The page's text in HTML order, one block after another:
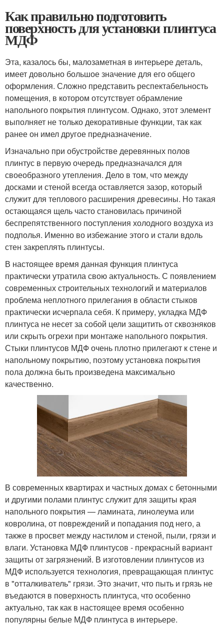
Как правильно подготовить
поверхность для установки плинтуса
МДФ
Эта, казалось бы, малозаметная в интерьере деталь,
имеет довольно большое значение для его общего
оформления. Сложно представить респектабельность
помещения, в котором отсутствует обрамление
напольного покрытия плинтусом. Однако, этот элемент
выполняет не только декоративные функции, так как
ранее он имел другое предназначение.
Изначально при обустройстве деревянных полов
плинтус в первую очередь предназначался для
своеобразного утепления. Дело в том, что между
досками и стеной всегда оставляется зазор, который
служит для теплового расширения древесины. Но такая
остающаяся щель часто становилась причиной
беспрепятственного поступления холодного воздуха из
подполья. Именно во избежание этого и стали вдоль
стен закреплять плинтусы.
В настоящее время данная функция плинтуса
практически утратила свою актуальность. С появлением
современных строительных технологий и материалов
проблема неплотного прилегания в области стыков
практически исчерпала себя. К примеру, укладка МДФ
плинтуса не несет за собой цели защитить от сквозняков
или скрыть огрехи при монтаже напольного покрытия.
Стыки плинтусов МДФ очень плотно прилегают к стене и
напольному покрытию, поэтому установка покрытия
пола должна быть произведена максимально
качественно.
В современных квартирах и частных домах с бетонными
и другими полами плинтус служит для защиты края
напольного покрытия — ламината, линолеума или
ковролина, от повреждений и попадания под него, а
также в просвет между настилом и стеной, пыли, грязи и
влаги. Установка МДФ плинтусов - прекрасный вариант
защиты от загрязнений. В изготовлении плинтусов из
МДФ используется технология, превращающая плинтус
в "отталкиватель" грязи. Это значит, что пыть и грязь не
въедаются в поверхность плинтуса, что особенно
актуально, так как в настоящее время особенно
популярны белые МДФ плинтуса в интерьере.